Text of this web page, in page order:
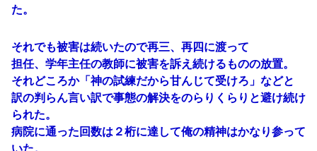
た。
それでも被害は続いたので再三、再四に渡って
担任、学年主任の教師に被害を訴え続けるものの放置。
それどころか「神の試練だから甘んじて受けろ」などと
訳の判らん言い訳で事態の解決をのらりくらりと避け続け
られた。
病院に通った回数は２桁に達して俺の精神はかなり参って